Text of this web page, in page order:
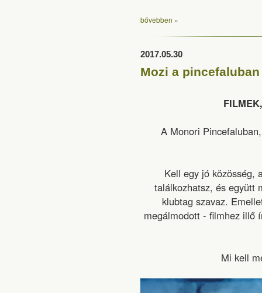
bővebben »
2017.05.30
Mozi a pincefaluban
A Monori
Kell egy jó közösség,
találkozhatsz, és együtt
klubtag szavaz.
megálmodott - filmhez illő
Mi kell